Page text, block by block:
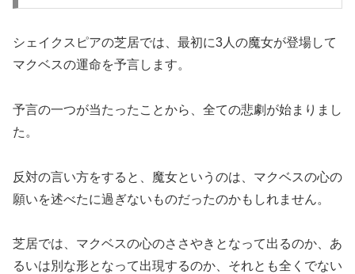
シェイクスピアの芝居では、最初に3人の魔女が登場して
マクベスの運命を予言します。
予言の一つが当たったことから、全ての悲劇が始まりまし
た。
反対の言い方をすると、魔女というのは、マクベスの心の
願いを述べたに過ぎないものだったのかもしれません。
芝居では、マクベスの心のささやきとなって出るのか、あ
るいは別な形となって出現するのか、それとも全くでない